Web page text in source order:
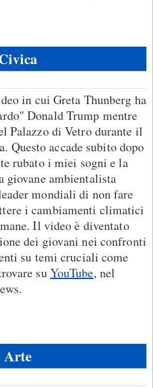
in cui Greta Thunberg ha
Donald Trump mentre
Palazzo di Vetro durante il
Questo accade subito dopo
rubato i miei sogni e la
ambientalista
mondiali di non fare
i cambiamenti climatici
Il video è diventato
dei giovani nei confronti
su temi cruciali come
suYouTube, nel
Arte